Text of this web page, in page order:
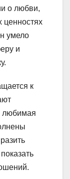
о любви,
ценностях
умело
и
к
любимая